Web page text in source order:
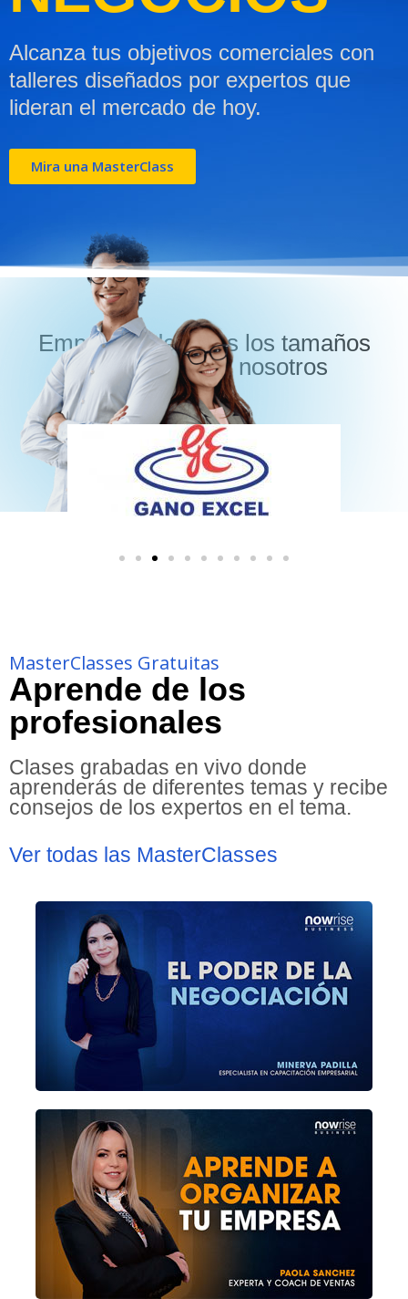
Alcanza tus objetivos comerciales con
talleres diseñados por expertos que
lideran el mercado de hoy.
Mira una MasterClass
Empresas de todos los tamaños
que confian en nosotros
MasterClasses Gratuitas
Aprende de los
profesionales
Clases grabadas en vivo donde
aprenderás de diferentes temas y recibe
consejos de los expertos en el tema.
Ver todas las MasterClasses